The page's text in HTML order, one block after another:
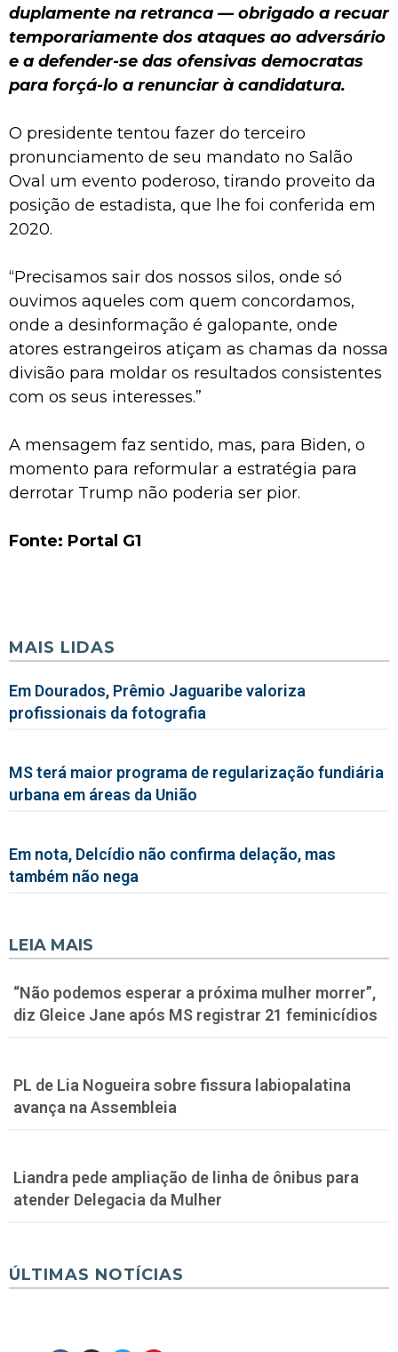
duplamente na retranca — obrigado a recuar
temporariamente dos ataques ao adversário
e a defender-se das ofensivas democratas
para forçá-lo a renunciar à candidatura.
O presidente tentou fazer do terceiro
pronunciamento de seu mandato no Salão
Oval um evento poderoso, tirando proveito da
posição de estadista, que lhe foi conferida em
2020.
“Precisamos sair dos nossos silos, onde só
ouvimos aqueles com quem concordamos,
onde a desinformação é galopante, onde
atores estrangeiros atiçam as chamas da nossa
divisão para moldar os resultados consistentes
com os seus interesses.”
A mensagem faz sentido, mas, para Biden, o
momento para reformular a estratégia para
derrotar Trump não poderia ser pior.
Fonte: Portal G1
MAIS LIDAS
Em Dourados, Prêmio Jaguaribe valoriza
profissionais da fotografia
MS terá maior programa de regularização fundiária
urbana em áreas da União
Em nota, Delcídio não confirma delação, mas
também não nega
LEIA MAIS
“Não podemos esperar a próxima mulher morrer”,
diz Gleice Jane após MS registrar 21 feminicídios
PL de Lia Nogueira sobre fissura labiopalatina
avança na Assembleia
Liandra pede ampliação de linha de ônibus para
atender Delegacia da Mulher
ÚLTIMAS NOTÍCIAS